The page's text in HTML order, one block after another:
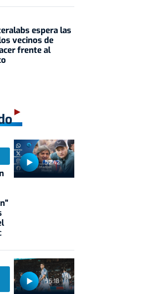
espera las
vecinos de
frente al
52:42
55:18